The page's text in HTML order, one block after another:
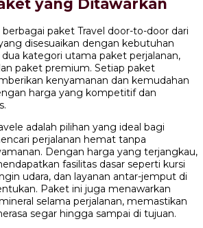
yang Ditawarkan
paket Travel door-to-door dari
disesuaikan dengan kebutuhan
kategori utama paket perjalanan,
paket premium. Setiap paket
kenyamanan dan kemudahan
harga yang kompetitif dan
adalah pilihan yang ideal bagi
perjalanan hemat tanpa
Dengan harga yang terjangkau,
fasilitas dasar seperti kursi
udara, dan layanan antar-jemput di
Paket ini juga menawarkan
selama perjalanan, memastikan
segar hingga sampai di tujuan.